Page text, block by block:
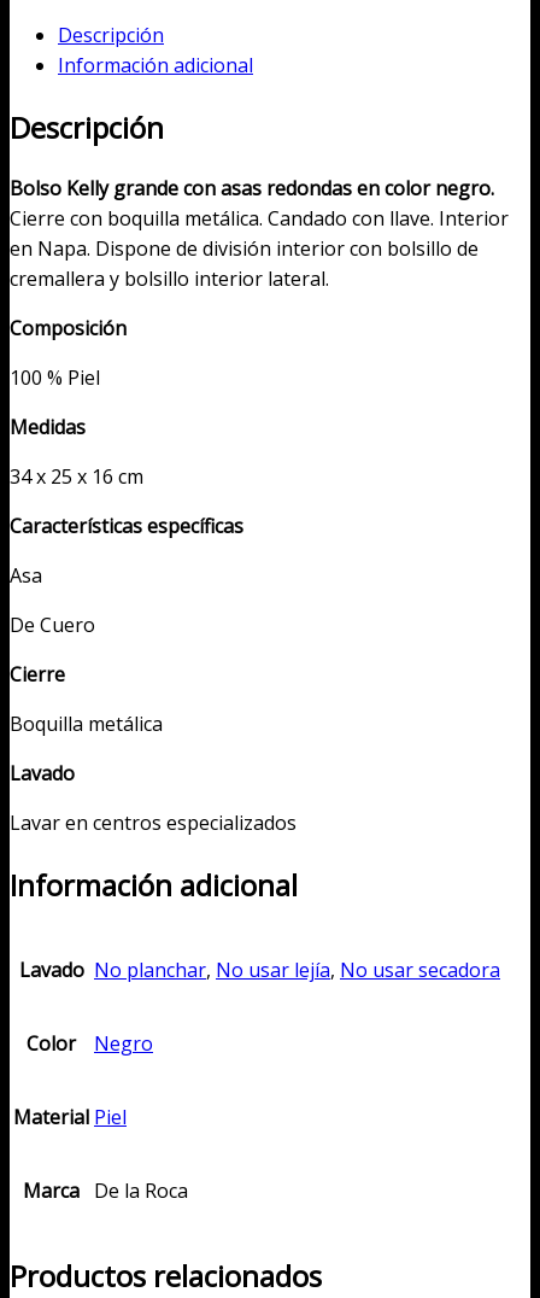
color
cantidad
Descripción
Información adicional
Descripción
Bolso Kelly grande con asas redondas en color negro.
Cierre con boquilla metálica. Candado con llave. Interior
en Napa. Dispone de división interior con bolsillo de
cremallera y bolsillo interior lateral.
Composición
100 % Piel
Medidas
34 x 25 x 16 cm
Características específicas
Asa
De Cuero
Cierre
Boquilla metálica
Lavado
Lavar en centros especializados
Información adicional
Lavado No planchar, No usar lejía, No usar secadora
Color Negro
Material Piel
Marca De la Roca
Productos relacionados